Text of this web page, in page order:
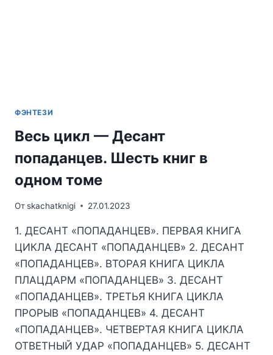
ФЭНТЕЗИ
Весь цикл — Десант
попаданцев. Шесть книг в
одном томе
Отskachatknigi 27.01.2023
1. ДЕСАНТ «ПОПАДАНЦЕВ». ПЕРВАЯ КНИГА
ЦИКЛА ДЕСАНТ «ПОПАДАНЦЕВ» 2. ДЕСАНТ
«ПОПАДАНЦЕВ». ВТОРАЯ КНИГА ЦИКЛА
ПЛАЦДАРМ «ПОПАДАНЦЕВ» 3. ДЕСАНТ
«ПОПАДАНЦЕВ». ТРЕТЬЯ КНИГА ЦИКЛА
ПРОРЫВ «ПОПАДАНЦЕВ» 4. ДЕСАНТ
«ПОПАДАНЦЕВ». ЧЕТВЕРТАЯ КНИГА ЦИКЛА
ОТВЕТНЫЙ УДАР «ПОПАДАНЦЕВ» 5. ДЕСАНТ